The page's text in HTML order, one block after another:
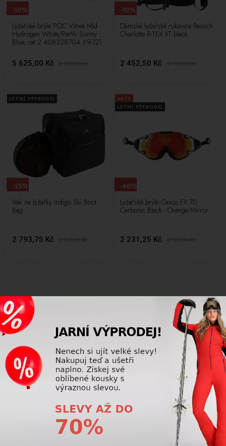
Lyžařské brýle POC Vitrea Mid
Hydrogen White/Partly Sunny
Blue, cat.2 408328704 69721
5 625,00 Kč 6 250,00Kč
-10%
Dámské lyžařské rukavice Reusch
Charlotte R-TEX XT black
2 452,50 Kč 2 725,00Kč
-10%
LETNÍ VÝPRODEJ
Vak na lyžařky Indigo Ski Boot
Bag
2 793,75 Kč 3 725,00Kč
-25%
AKCE
LETNÍ VÝPRODEJ
Lyžařské brýle Casco FX 70
Carbonic Black - Orange Mirror
2 231,25 Kč 3 725,00Kč
-40%
Lyže
Jsou kratší lyže jednodušší na učení?
Kratší lyže se obecně ovládají snadněji, rychleji reagují
na pohyby lyžaře a usnadňují zahájení oblouku. Proto jsou
vhodné především pro začátečníky a mírně pokročilé lyžaře,
jejich délka by však měla vždy odpovídat výšce, hmotnosti a
schopnostem lyžaře.
Přečtěte si více